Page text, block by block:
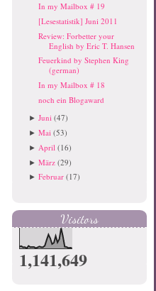
In my Mailbox # 19
[Lesestatistik] Juni 2011
Review: Forbetter your
English by Eric T. Hansen
Feuerkind by Stephen King
(german)
In my Mailbox # 18
noch ein Blogaward
►Juni (47)
►Mai (53)
► April (16)
►März (29)
►Februar (17)
Visitors
1,141,649